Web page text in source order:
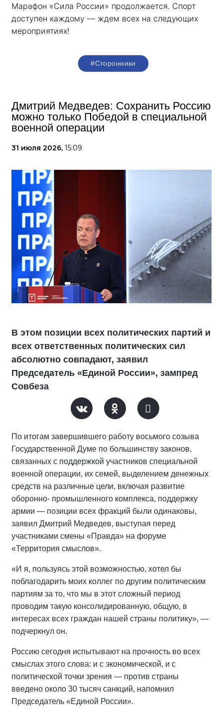
Марафон «Сила России» продолжается. Спорт
доступен каждому — ждем всех на следующих
мероприятиях!
#Сторонники
Дмитрий Медведев: Сохранить Россию
можно только Победой в специальной
военной операции
31 июля 2026, 15:09
В этом позиции всех политических партий и
всех ответственных политических сил
абсолютно совпадают, заявил
Председатель «Единой России», зампред
Совбеза
По итогам завершившего работу восьмого созыва
Государственной Думе по большинству законов,
связанных с поддержкой участников специальной
военной операции, их семей, выделением денежных
средств на различные цели, включая развитие
оборонно- промышленного комплекса, поддержку
армии — позиции всех фракций были одинаковы,
заявил Дмитрий Медведев, выступая перед
участниками смены «Правда» на форуме
«Территория смыслов».
«И я, пользуясь этой возможностью, хотел бы
поблагодарить моих коллег по другим политическим
партиям за то, что мы в этот сложный период
проводим такую консолидированную, общую, в
интересах всех граждан нашей страны политику», —
подчеркнул он.
Россию сегодня испытывают на прочность во всех
смыслах этого слова: и с экономической, и с
политической точки зрения — против страны
введено около 30 тысяч санкций, напомнил
Председатель «Единой России».